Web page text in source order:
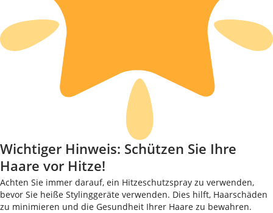
Wichtiger Hinweis: Schützen Sie Ihre
Haare vor Hitze!
Achten Sie immer darauf, ein Hitzeschutzspray zu verwenden,
bevor Sie heiße Stylinggeräte verwenden. Dies hilft, Haarschäden
zu minimieren und die Gesundheit Ihrer Haare zu bewahren.